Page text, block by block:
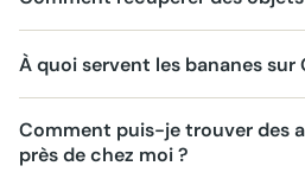
À quoi servent les bananes sur
Comment puis-je trouver des
près de chez moi ?